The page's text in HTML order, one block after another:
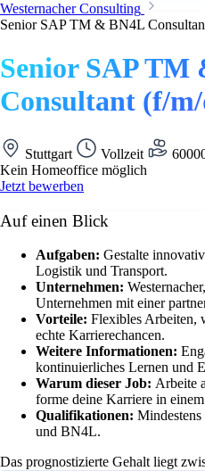
Westernacher Consulting
Senior SAP TM & BN4L
Senior SAP TM
Consultant (f/
Stuttgart Vollzeit
Kein Homeoffice möglich
Jetzt bewerben
Auf einen Blick
Aufgaben: Gestalte
Logistik und Transport.
Unternehmen:
Unternehmen mit einer
Vorteile: Flexibles Arbeiten,
echte Karrierechancen.
Weitere Informationen:
kontinuierliches Lernen und
Warum dieser Job: Arbeite
forme deine Karriere in
Qualifikationen:
und BN4L.
Das prognostizierte Gehalt liegt